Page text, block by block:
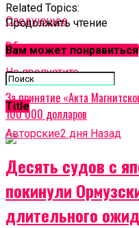
Related Topics:
Cледующее
В Брюсселе состоятся
Не пропустите
За принятие «Акта
100 000 долларов
Продолжить чтение
Вам может понравиться
Title
Авторские2 дня Назад
Десять судов с
покинули
длительного